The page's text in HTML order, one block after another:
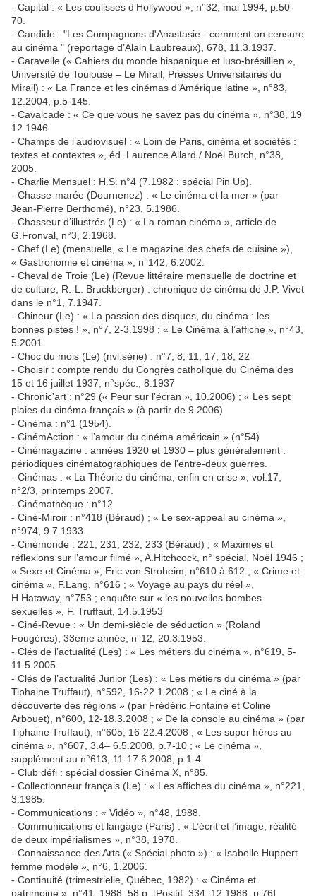
- Capital : « Les coulisses d’Hollywood », n°32, mai 1994, p.50-
70.
- Candide : "Les Compagnons d'Anastasie - comment on censure
au cinéma " (reportage d’Alain Laubreaux), 678, 11.3.1937.
- Caravelle (« Cahiers du monde hispanique et luso-brésillien »,
Université de Toulouse – Le Mirail, Presses Universitaires du
Mirail) : « La France et les cinémas d’Amérique latine », n°83,
12.2004, p.5-145.
- Cavalcade : « Ce que vous ne savez pas du cinéma », n°38, 19
12.1946.
- Champs de l’audiovisuel : « Loin de Paris, cinéma et sociétés :
textes et contextes », éd. Laurence Allard / Noël Burch, n°38,
2005.
- Charlie Mensuel : H.S. n°4 (7.1982 : spécial Pin Up).
- Chasse-marée (Dournenez) : « Le cinéma et la mer » (par
Jean-Pierre Berthomé), n°23, 5.1986.
- Chasseur d’illustrés (Le) : « La roman cinéma », article de
G.Fronval, n°3, 2.1968.
- Chef (Le) (mensuelle, « Le magazine des chefs de cuisine »),
« Gastronomie et cinéma », n°142, 6.2002.
- Cheval de Troie (Le) (Revue littéraire mensuelle de doctrine et
de culture, R.-L. Bruckberger) : chronique de cinéma de J.P. Vivet
dans le n°1, 7.1947.
- Chineur (Le) : « La passion des disques, du cinéma : les
bonnes pistes ! », n°7, 2-3.1998 ; « Le Cinéma à l’affiche », n°43,
5.2001
- Choc du mois (Le) (nvl.série) : n°7, 8, 11, 17, 18, 22
- Choisir : compte rendu du Congrès catholique du Cinéma des
15 et 16 juillet 1937, n°spéc., 8.1937
- Chronic'art : n°29 (« Peur sur l'écran », 10.2006) ; « Les sept
plaies du cinéma français » (à partir de 9.2006)
- Cinéma : n°1 (1954).
- CinémAction : « l’amour du cinéma américain » (n°54)
- Cinémagazine : années 1920 et 1930 – plus généralement :
périodiques cinématographiques de l'entre-deux guerres.
- Cinémas : « La Théorie du cinéma, enfin en crise », vol.17,
n°2/3, printemps 2007.
- Cinémathèque : n°12
- Ciné-Miroir : n°418 (Béraud) ; « Le sex-appeal au cinéma »,
n°974, 9.7.1933.
- Cinémonde : 221, 231, 232, 233 (Béraud) ; « Maximes et
réflexions sur l’amour filmé », A.Hitchcock, n° spécial, Noël 1946 ;
« Sexe et Cinéma », Eric von Stroheim, n°610 à 612 ; « Crime et
cinéma », F.Lang, n°616 ; « Voyage au pays du réel »,
H.Hataway, n°753 ; enquête sur « les nouvelles bombes
sexuelles », F. Truffaut, 14.5.1953
- Ciné-Revue : « Un demi-siècle de séduction » (Roland
Fougères), 33ème année, n°12, 20.3.1953.
- Clés de l’actualité (Les) : « Les métiers du cinéma », n°619, 5-
11.5.2005.
- Clés de l’actualité Junior (Les) : « Les métiers du cinéma » (par
Tiphaine Truffaut), n°592, 16-22.1.2008 ; « Le ciné à la
découverte des régions » (par Frédéric Fontaine et Coline
Arbouet), n°600, 12-18.3.2008 ; « De la console au cinéma » (par
Tiphaine Truffaut), n°605, 16-22.4.2008 ; « Les super héros au
cinéma », n°607, 3.4– 6.5.2008, p.7-10 ; « Le cinéma »,
supplément au n°613, 11-17.6.2008, p.1-4.
- Club défi : spécial dossier Cinéma X, n°85.
- Collectionneur français (Le) : « Les affiches du cinéma », n°221,
3.1985.
- Communications : « Vidéo », n°48, 1988.
- Communications et langage (Paris) : « L’écrit et l’image, réalité
de deux impérialismes », n°38, 1978.
- Connaissance des Arts (« Spécial photo ») : « Isabelle Huppert
femme modèle », n°6, 1.2006.
- Continuité (trimestrielle, Québec, 1982) : « Cinéma et
patrimoine », n°41, 1988, 58 p. [Positif, 334, 12.1988, p.76]